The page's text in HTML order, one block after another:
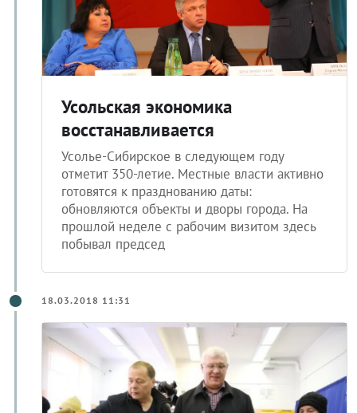
Усольская экономика
восстанавливается
Усолье-Сибирское в следующем году
отметит 350-летие. Местные власти активно
готовятся к празднованию даты:
обновляются объекты и дворы города. На
прошлой неделе с рабочим визитом здесь
побывал председ
18.03.2018 11:31